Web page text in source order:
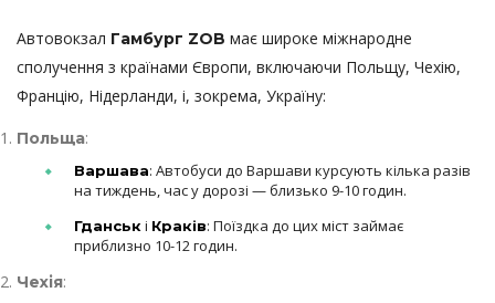
Автовокзал Гамбург ZOB має широке міжнародне
сполучення з країнами Європи, включаючи Польщу, Чехію,
Францію, Нідерланди, і, зокрема, Україну:
Польща:
Варшава: Автобуси до Варшави курсують кілька разів
на тиждень, час у дорозі — близько 9-10 годин.
Гданськ і Краків: Поїздка до цих міст займає
приблизно 10-12 годин.
Чехія: